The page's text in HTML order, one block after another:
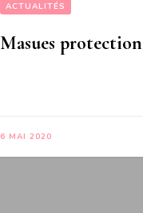
ACTUALITÉS
Masques protection
6 MAI 2020